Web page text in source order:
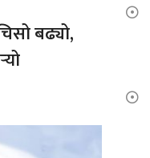
बढ्यो,